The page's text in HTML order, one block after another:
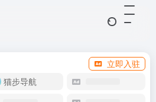
立即入驻
猫步导航